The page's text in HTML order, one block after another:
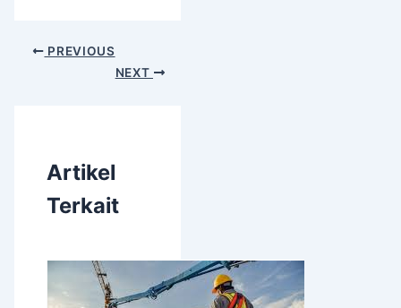
PREVIOUS
NEXT
Artikel
Terkait